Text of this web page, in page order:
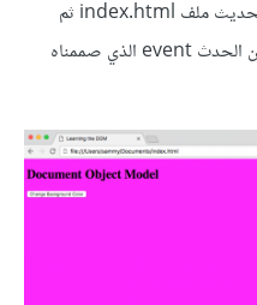
وحالما نقوم بحفظ هذا الملف وإعادة تحديث ملف index.html ثم
الضغط على زر الموجود في الشاشة فإن الحدث event الذي صممناه